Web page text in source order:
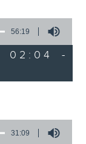
56:19
02:04 -
31:09